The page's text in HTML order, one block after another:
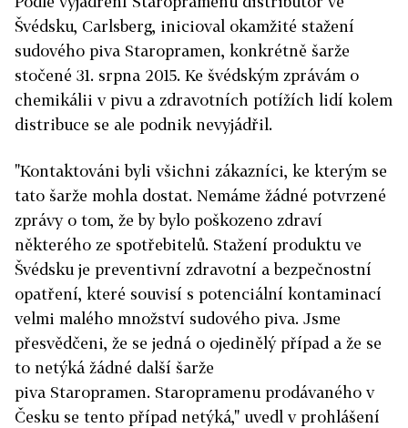
Švédsku, Carlsberg, inicioval okamžité stažení
sudového piva Staropramen, konkrétně šarže
stočené 31. srpna 2015. Ke švédským zprávám o
chemikálii v pivu a zdravotních potížích lidí kolem
distribuce se ale podnik nevyjádřil.
"Kontaktováni byli všichni zákazníci, ke kterým se
tato šarže mohla dostat. Nemáme žádné potvrzené
zprávy o tom, že by bylo poškozeno zdraví
některého ze spotřebitelů. Stažení produktu ve
Švédsku je preventivní zdravotní a bezpečnostní
opatření, které souvisí s potenciální kontaminací
velmi malého množství sudového piva. Jsme
přesvědčeni, že se jedná o ojedinělý případ a že se
to netýká žádné další šarže
piva Staropramen. Staropramenu prodávaného v
Česku se tento případ netýká," uvedl v prohlášení